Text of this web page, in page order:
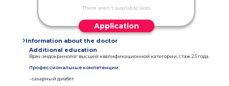
There aren't available slots
Application
Information about the doctor
Additional education
Врач-эндокринолог высшей квалификационной категории, стаж 23 года.
Профессиональные компетенции:
- сахарный диабет